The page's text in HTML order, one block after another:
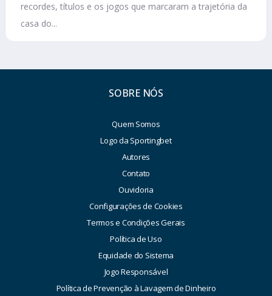
recordes, títulos e os jogos que marcaram a trajetória da
casa do...
SOBRE NÓS
Quem Somos
Logo da Sportingbet
Autores
Contato
Ouvidoria
Configurações de Cookies
Termos e Condições Gerais
Política de Uso
Equidade do Sistema
Jogo Responsável
Política de Prevenção à Lavagem de Dinheiro